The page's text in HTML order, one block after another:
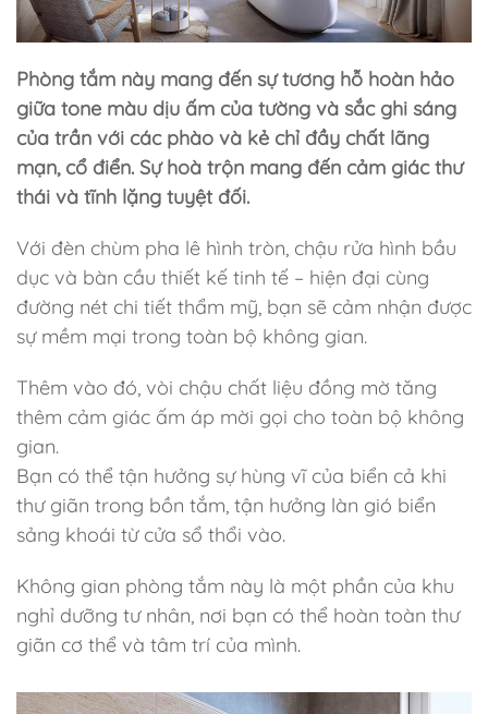
Phòng tắm này mang đến sự tương hỗ hoàn hảo
giữa tone màu dịu ấm của tường và sắc ghi sáng
của trần với các phào và kẻ chỉ đầy chất lãng
mạn, cổ điển. Sự hoà trộn mang đến cảm giác thư
thái và tĩnh lặng tuyệt đối.
Với đèn chùm pha lê hình tròn, chậu rửa hình bầu
dục và bàn cầu thiết kế tinh tế – hiện đại cùng
đường nét chi tiết thẩm mỹ, bạn sẽ cảm nhận được
sự mềm mại trong toàn bộ không gian.
Thêm vào đó, vòi chậu chất liệu đồng mờ tăng
thêm cảm giác ấm áp mời gọi cho toàn bộ không
gian.
Bạn có thể tận hưởng sự hùng vĩ của biển cả khi
thư giãn trong bồn tắm, tận hưởng làn gió biển
sảng khoái từ cửa sổ thổi vào.
Không gian phòng tắm này là một phần của khu
nghỉ dưỡng tư nhân, nơi bạn có thể hoàn toàn thư
giãn cơ thể và tâm trí của mình.